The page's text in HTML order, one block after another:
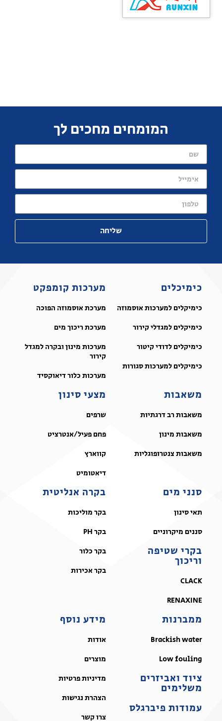
המומחים מחכים לך
שליחה
כימיכלים
כימיקלים למערכות אוסמוזה
כימיקלים למגדלי קירור
כימיקלים לדודי קיטור
כימיקלים למערכות סגורות
מערכות קומפקט
מערכת אוסמוזה הפוכה
מערכת ריכוך מים
מערכות מינון ובקרה למגדל
קירור
מערכות כלור דיאוקסיד
משאבות
משאבות רב דרגתיות
משאבות מינון
משאבות צנטרופוגליות
מצעי סינון
שרפים
פחם פעיל/אנטרציט
קווארץ
דיאטומיט
סנני מים
תאי סינון
סננים מיקרוניים
בקרי שטיפה
וריכוך
CLACK
RENAXINE
בקרה אנליטית
בקר מוליכות
בקר PH
בקר כלור
בקר אכירות
ממברנות
Brackish water
Low fouling
ציוד ואביזרים
משלימים
עמודות פיברגלס
מידע נוסף
אודות
מוצרים
מדיניות פרטיות
הצהרת נגישות
צרו קשר